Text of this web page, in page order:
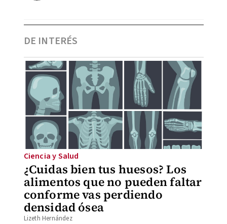
DE INTERÉS
¿Cuidas bien tus huesos? Los
alimentos que no pueden faltar
conforme vas perdiendo
densidad ósea
Ciencia y Salud
Lizeth Hernández